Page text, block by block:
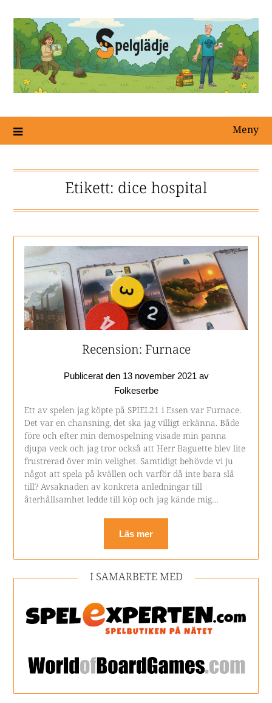
Meny
Etikett: dice hospital
Recension: Furnace
Publicerat den 13 november 2021 av
Folkeserbe
Ett av spelen jag köpte på SPIEL21 i Essen var Furnace.
Det var en chansning, det ska jag villigt erkänna. Både
före och efter min demospelning visade min panna
djupa veck och jag tror också att Herr Baguette blev lite
frustrerad över min velighet. Samtidigt behövde vi ju
något att spela på kvällen och varför då inte bara slå
till? Avsaknaden av konkreta anledningar till
återhållsamhet ledde till köp och jag kände mig…
Läs mer
I SAMARBETE MED